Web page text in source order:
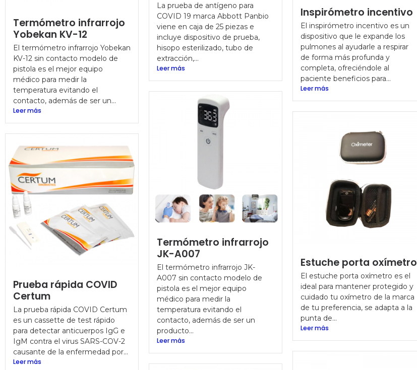
La prueba de antígeno para
COVID 19 marca Abbott Panbio
viene en caja de 25 piezas e
incluye dispositivo de prueba,
hisopo esterilizado, tubo de
extracción,...
Leer más
Inspirómetro incentivo
El inspirómetro incentivo es un
dispositivo que le expande los
pulmones al ayudarle a respirar
de forma más profunda y
completa, ofreciéndole al
paciente beneficios para...
Leer más
Termómetro infrarrojo
Yobekan KV-12
El termómetro infrarrojo Yobekan
KV-12 sin contacto modelo de
pistola es el mejor equipo
médico para medir la
temperatura evitando el
contacto, además de ser un...
Leer más
Termómetro infrarrojo
JK-A007
El termómetro infrarrojo JK-
A007 sin contacto modelo de
pistola es el mejor equipo
médico para medir la
temperatura evitando el
contacto, además de ser un
producto...
Leer más
Estuche porta oxímetro
El estuche porta oxímetro es el
ideal para mantener protegido y
cuidado tu oxímetro de la marca
de tu preferencia, se adapta a la
punta de...
Leer más
Prueba rápida COVID
Certum
La prueba rápida COVID Certum
es un cassette de test rápido
para detectar anticuerpos IgG e
IgM contra el virus SARS-COV-2
causante de la enfermedad por...
Leer más